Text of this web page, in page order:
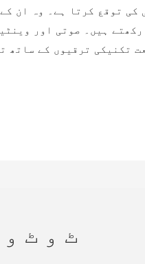
توقع کرتا ہے۔ وہ ان
ہیں۔ صوتی اور
تکنیکی ترقیوں کے
▁ ٹ و ٹ